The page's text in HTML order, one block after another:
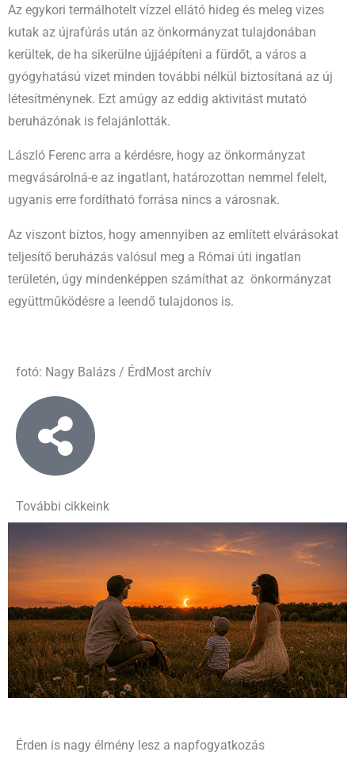
Az egykori termálhotelt vízzel ellátó hideg és meleg vizes
kutak az újrafúrás után az önkormányzat tulajdonában
kerültek, de ha sikerülne újjáépíteni a fürdőt, a város a
gyógyhatású vizet minden további nélkül biztosítaná az új
létesítménynek. Ezt amúgy az eddig aktivitást mutató
beruházónak is felajánlották.
László Ferenc arra a kérdésre, hogy az önkormányzat
megvásárolná-e az ingatlant, határozottan nemmel felelt,
ugyanis erre fordítható forrása nincs a városnak.
Az viszont biztos, hogy amennyiben az említett elvárásokat
teljesítő beruházás valósul meg a Római úti ingatlan
területén, úgy mindenképpen számíthat az önkormányzat
együttműködésre a leendő tulajdonos is.
fotó: Nagy Balázs / ÉrdMost archív
További cikkeink
Érden is nagy élmény lesz a napfogyatkozás